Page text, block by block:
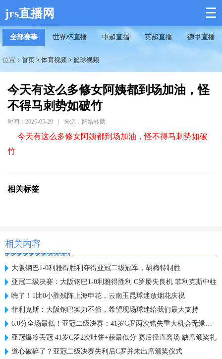
jrs直播网 ☰
全部赛事 世界杯直播 中超直播 英超直播 德甲直播
位置： 首页 > 体育视频 > 篮球视频
今天有这么多修女阿姨都到场加油，怪
不得马刺势如破竹
时间：2026-05-29 来源：网络转载
今天有这么多修女阿姨都到场加油，怪不得马刺势如破
竹
相关标签
相关内容
大阪钢巴1-0利雅得胜利夺得亚冠二级冠军，胡梅特制胜
亚冠二级决赛：大阪钢巴1-0利雅得胜利 C罗屡失良机 菲利克斯中柱
嗨了！1比0小胜残阵上海申花，云南玉昆球迷放烟花庆祝
菲利克斯：大阪钢巴实力不俗，希望现场球迷给我们最大支持
6.0分全场最低！亚冠二级决赛：41岁C罗两次错失重大机会无缘首冠
亚冠爆冷丢冠 41岁C罗2次吐饼+获最低分 赛后径直离场 缺席颁奖礼
道心破碎了？亚冠二级决赛失利后C罗并未出席颁奖仪式